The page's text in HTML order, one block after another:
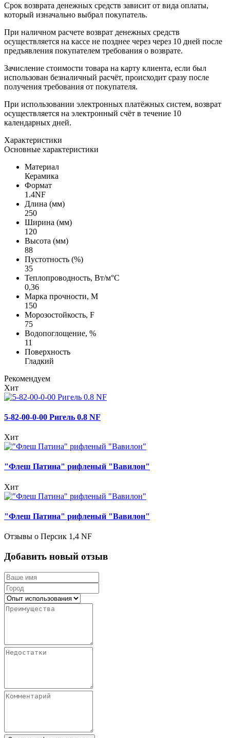
Срок возврата денежных средств зависит от вида оплаты,
который изначально выбрал покупатель.
При наличном расчете возврат денежных средств
осуществляется на кассе не позднее через через 10 дней после
предъявления покупателем требования о возврате.
Зачисление стоимости товара на карту клиента, если был
использован безналичный расчёт, происходит сразу после
получения требования от покупателя.
При использовании электронных платёжных систем, возврат
осуществляется на электронный счёт в течение 10
календарных дней.
Характеристики
Основные характеристики
Материал
Керамика
Формат
1.4NF
Длина (мм)
250
Ширина (мм)
120
Высота (мм)
88
Пустотность (%)
35
Теплопроводность, Вт/м°С
0,36
Марка прочности, М
150
Морозостойкость, F
75
Водопоглощение, %
11
Поверхность
Гладкий
Рекомендуем
Хит
5-82-00-0-00 Ригель 0.8 NF
Хит
"Флеш Патина" рифленый "Вавилон"
Хит
"Флеш Патина" рифленый "Вавилон"
Отзывы о Персик 1,4 NF
Добавить новый отзыв